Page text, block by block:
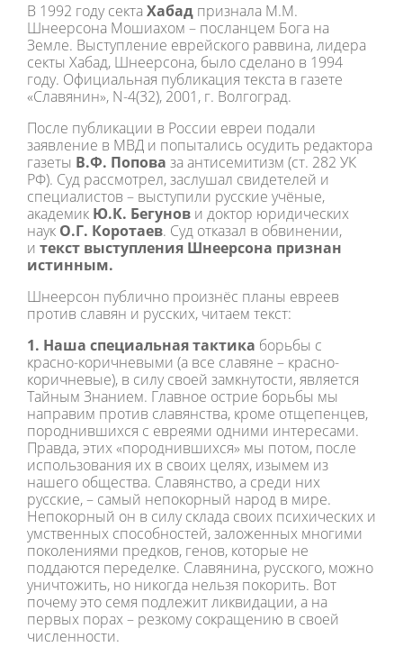
В 1992 году сектаХабад признала М.М.
Шнеерсона Мошиахом – посланцем Бога на
Земле. Выступление еврейского раввина, лидера
секты Хабад, Шнеерсона, было сделано в 1994
году. Официальная публикация текста в газете
«Славянин», N-4(32), 2001, г. Волгоград.
После публикации в России евреи подали
заявление в МВД и попытались осудить редактора
газеты В.Ф. Попова за антисемитизм (ст. 282 УК
РФ). Суд рассмотрел, заслушал свидетелей и
специалистов – выступили русские учёные,
академик Ю.К. Бегунов и доктор юридических
наук О.Г. Коротаев. Суд отказал в обвинении,
и текст выступления Шнеерсона признан
истинным.
Шнеерсон публично произнёс планы евреев
против славян и русских, читаем текст:
1. Наша специальная тактика борьбы с
красно-коричневыми (а все славяне – красно-
коричневые), в силу своей замкнутости, является
Тайным Знанием. Главное острие борьбы мы
направим против славянства, кроме отщепенцев,
породнившихся с евреями одними интересами.
Правда, этих «породнившихся» мы потом, после
использования их в своих целях, изымем из
нашего общества. Славянство, а среди них
русские, – самый непокорный народ в мире.
Непокорный он в силу склада своих психических и
умственных способностей, заложенных многими
поколениями предков, генов, которые не
поддаются переделке. Славянина, русского, можно
уничтожить, но никогда нельзя покорить. Вот
почему это семя подлежит ликвидации, а на
первых порах – резкому сокращению в своей
численности.